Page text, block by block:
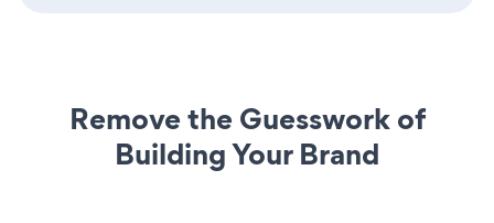
Remove the Guesswork of
Building Your Brand